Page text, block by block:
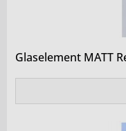
Glaselement MATT